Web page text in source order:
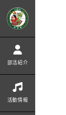
部活紹介
活動情報